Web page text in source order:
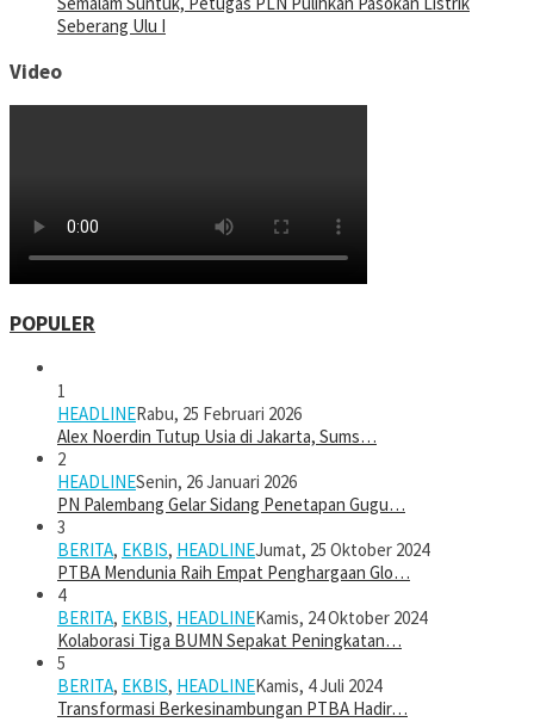
Seberang Ulu I
Video
POPULER
1
HEADLINERabu, 25 Februari 2026
Alex Noerdin Tutup Usia di Jakarta, Sums…
2
HEADLINESenin, 26 Januari 2026
PN Palembang Gelar Sidang Penetapan Gugu…
3
BERITA, EKBIS, HEADLINEJumat, 25 Oktober 2024
PTBA Mendunia Raih Empat Penghargaan Glo…
4
BERITA, EKBIS, HEADLINEKamis, 24 Oktober 2024
Kolaborasi Tiga BUMN Sepakat Peningkatan…
5
BERITA, EKBIS, HEADLINEKamis, 4 Juli 2024
Transformasi Berkesinambungan PTBA Hadir…